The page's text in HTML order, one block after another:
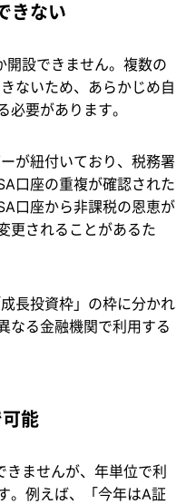
きない
開設できません。複数の
ないため、あらかじめ自
要があります。
が紐付いており、税務署
口座の重複が確認された
口座から非課税の恩恵が
更されることがあるた
長投資枠」の枠に分かれ
なる金融機関で利用する
能
きませんが、年単位で利
。例えば、「今年はA証